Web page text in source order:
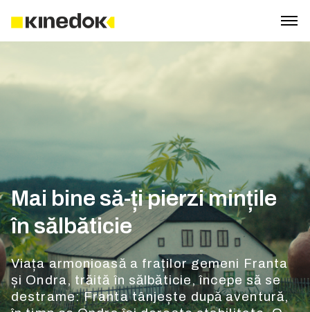
Mai bine să-ți pierzi mințile
în sălbăticie
Viața armonioasă a fraților gemeni Franta
și Ondra, trăită în sălbăticie, începe să se
destrame: Franta tânjește după aventură,